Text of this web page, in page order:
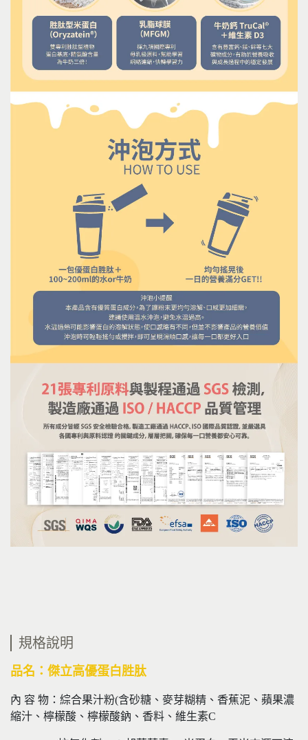
規格說明
品名：傑立高優蛋白胜肽
內 容 物：綜合果汁粉(含砂糖、麥芽糊精、香蕉泥、蘋果濃
縮汁、檸檬酸、檸檬酸鈉、香料、維生素C